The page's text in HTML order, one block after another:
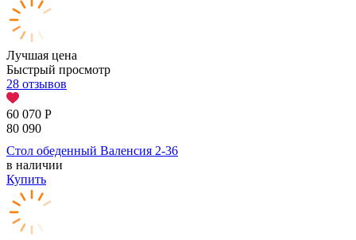
Лучшая цена
Быстрый просмотр
28 отзывов
60 070 Р
80 090
Стол обеденный Валенсия 2-36
в наличии
Купить